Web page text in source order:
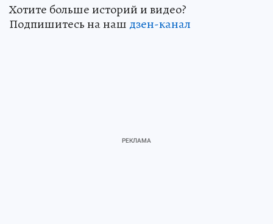
Хотите больше историй и видео?
Подпишитесь на наш дзен-канал